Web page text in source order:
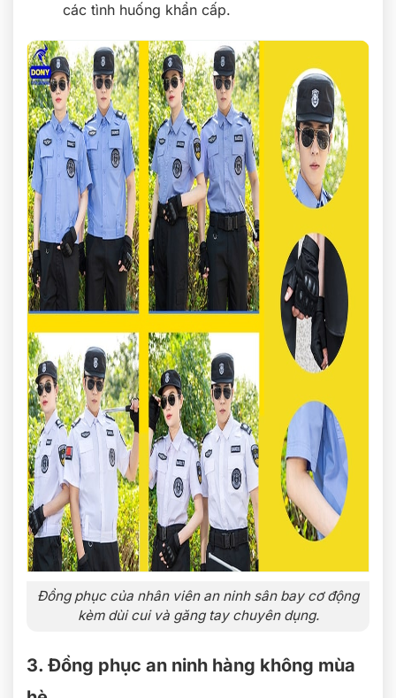
các tình huống khẩn cấp.
Đồng phục của nhân viên an ninh sân bay cơ động
kèm dùi cui và găng tay chuyên dụng.
3. Đồng phục an ninh hàng không mùa